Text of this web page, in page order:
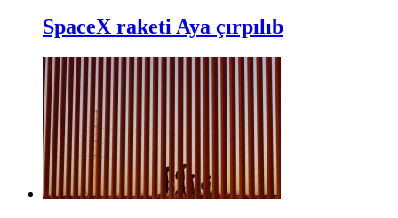
SpaceX raketi Aya çırpılıb